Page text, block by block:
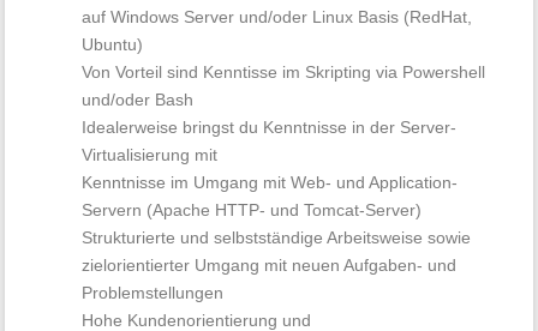
auf Windows Server und/oder Linux Basis (RedHat,
Ubuntu)
Von Vorteil sind Kenntisse im Skripting via Powershell
und/oder Bash
Idealerweise bringst du Kenntnisse in der Server-
Virtualisierung mit
Kenntnisse im Umgang mit Web- und Application-
Servern (Apache HTTP- und Tomcat-Server)
Strukturierte und selbstständige Arbeitsweise sowie
zielorientierter Umgang mit neuen Aufgaben- und
Problemstellungen
Hohe Kundenorientierung und